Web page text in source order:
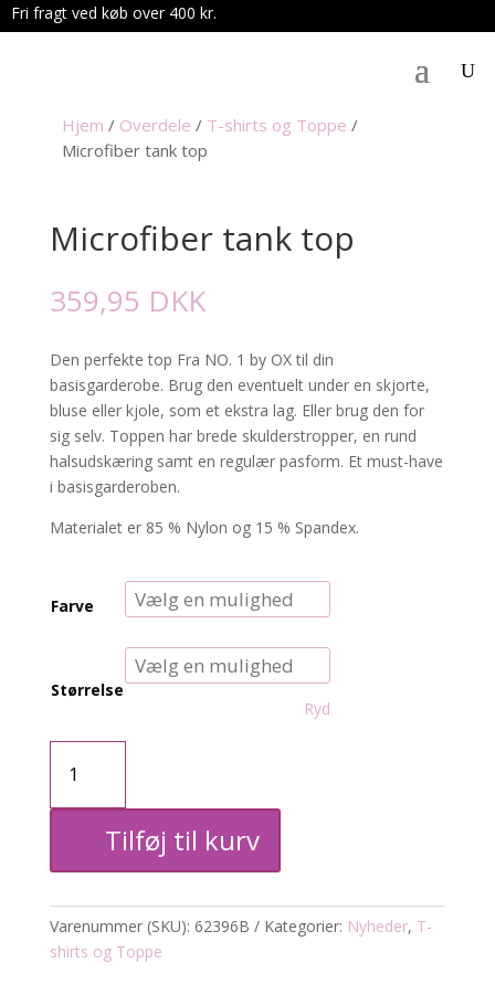
Fri fragt ved køb over 400 kr.
Hjem / Overdele / T-shirts og Toppe /
Microfiber tank top
Microfiber tank top
359,95 DKK
Den perfekte top Fra NO. 1 by OX til din
basisgarderobe. Brug den eventuelt under en skjorte,
bluse eller kjole, som et ekstra lag. Eller brug den for
sig selv. Toppen har brede skulderstropper, en rund
halsudskæring samt en regulær pasform. Et must-have
i basisgarderoben.
Materialet er 85 % Nylon og 15 % Spandex.
Farve
Størrelse
Ryd
Microfiber
tank
antal
Tilføj til kurv
Varenummer (SKU): 62396B Kategorier: Nyheder, T-
shirts og Toppe